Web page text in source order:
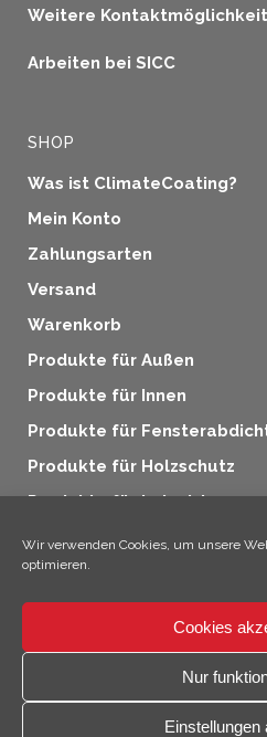
Wir verwenden Cookies, um unsere
optimieren.
Cookies
Nur
Einstellungen
Weitere
Arbeiten bei SICC
SHOP
Was ist ClimateCoating?
Mein Konto
Zahlungsarten
Versand
Warenkorb
Produkte für Außen
Produkte für Innen
Produkte für
Produkte für Holzschutz
Produkte für Industrie
Zusatzprodukte
© 2026 SICC